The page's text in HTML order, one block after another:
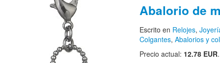
Abalorio de
Escrito en Relojes,
Colgantes, Abalorios y
Precio actual: 12.78 EUR.